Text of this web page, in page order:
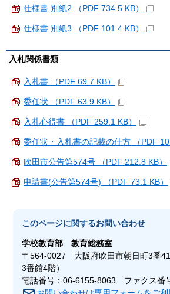
仕様書 別紙2 （PDF 734.5 KB）
仕様書 別紙3 （PDF 101.4 KB）
入札関係書類
入札書 （PDF 69.7 KB）
委任状 （PDF 63.9 KB）
入札心得書 （PDF 259.1 KB）
委任状・入札書の記載の仕方 （PDF
吹田市公告第574号 （PDF 212.8 KB）
申請書(公告第574号) （PDF 73.1 KB）
このページに関するお問い合わせ
学校教育部教育総務室
〒564-0027 大阪府吹田市朝日町3番
3番館4階）
電話番号：06-6155-8063 ファクス番